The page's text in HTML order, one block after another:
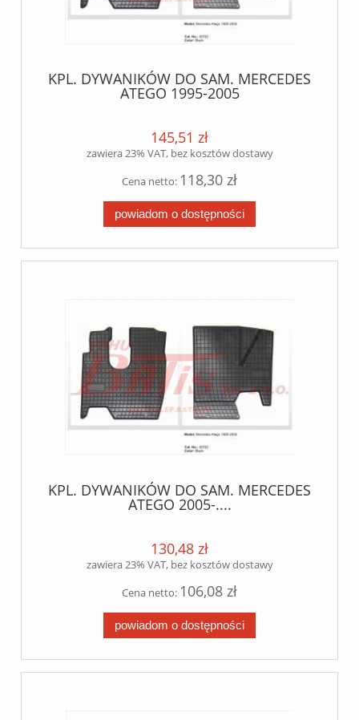
KPL. DYWANIKÓW DO SAM. MERCEDES
ATEGO 1995-2005
145,51 zł
zawiera 23% VAT, bez kosztów dostawy
Cena netto: 118,30 zł
powiadom o dostępności
KPL. DYWANIKÓW DO SAM. MERCEDES
ATEGO 2005-....
130,48 zł
zawiera 23% VAT, bez kosztów dostawy
Cena netto: 106,08 zł
powiadom o dostępności